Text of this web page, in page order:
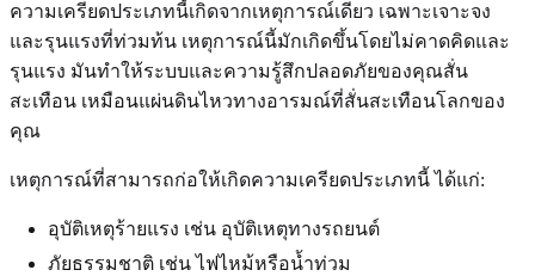
ความเครียดประเภทนี้เกิดจากเหตุการณ์เดียว เฉพาะเจาะจง
และรุนแรงที่ท่วมท้น เหตุการณ์นี้มักเกิดขึ้นโดยไม่คาดคิดและ
รุนแรง มันทำให้ระบบและความรู้สึกปลอดภัยของคุณสั่น
สะเทือน เหมือนแผ่นดินไหวทางอารมณ์ที่สั่นสะเทือนโลกของ
คุณ
เหตุการณ์ที่สามารถก่อให้เกิดความเครียดประเภทนี้ ได้แก่:
อุบัติเหตุร้ายแรง เช่น อุบัติเหตุทางรถยนต์
ภัยธรรมชาติ เช่น ไฟไหม้หรือน้ำท่วม